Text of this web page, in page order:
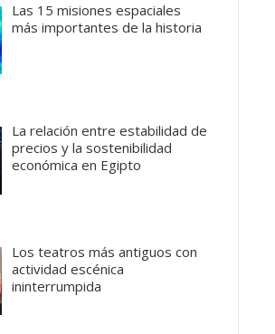
Las 15 misiones espaciales
más importantes de la historia
La relación entre estabilidad de
precios y la sostenibilidad
económica en Egipto
Los teatros más antiguos con
actividad escénica
ininterrumpida